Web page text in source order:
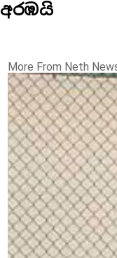
අරඹයි
More From Neth